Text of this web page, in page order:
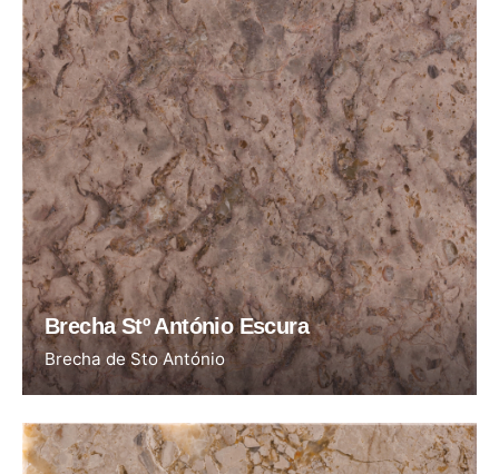
Brecha Stº António Escura
Brecha de Sto António